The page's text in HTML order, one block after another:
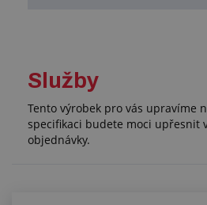
Služby
Tento výrobek pro vás upravíme
specifikaci budete moci upřesnit
objednávky.